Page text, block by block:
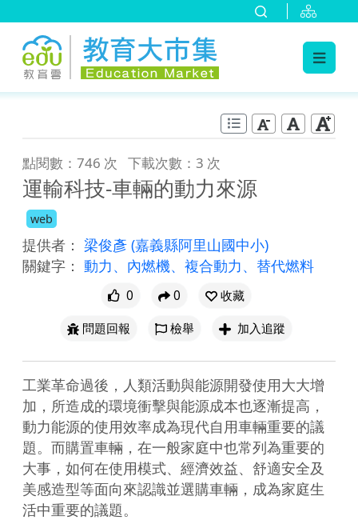
點閱數：746 次 下載次數：3 次
運輸科技-車輛的動力來源
web
提供者： 梁俊彥 (嘉義縣阿里山國中小)
關鍵字： 動力、內燃機、複合動力、替代燃料
0 0
收藏
問題回報
檢舉 加入追蹤
工業革命過後，人類活動與能源開發使用大大增
加，所造成的環境衝擊與能源成本也逐漸提高，
動力能源的使用效率成為現代自用車輛重要的議
題。而購置車輛，在一般家庭中也常列為重要的
大事，如何在使用模式、經濟效益、舒適安全及
美感造型等面向來認識並選購車輛，成為家庭生
活中重要的議題。